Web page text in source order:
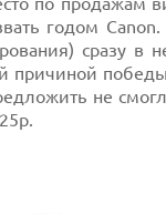
годом
сразу в
причиной
не